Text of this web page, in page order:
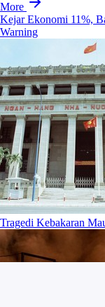
More
Kejar Ekonomi 11%,
Warning
Tragedi Kebakaran